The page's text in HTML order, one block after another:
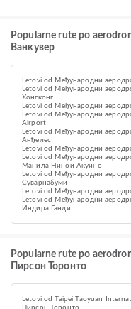
Popularne rute po
Ванкувер
Letovi od Међународни
Letovi od Међународни
Хонгконг
Letovi od Међународни
Letovi od Међународни
Airport
Letovi od Међународни
Анђелес
Letovi od Међународни
Letovi od Међународни
Манила Нинои Акуино
Letovi od Међународни
Суварнабуми
Letovi od Међународни
Letovi od Међународни
Индира Ганди
Popularne rute po
Пирсон Торонто
Letovi od Taipei Taoyuan
Пирсон Торонто